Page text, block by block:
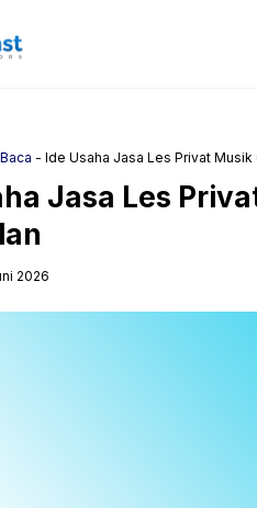
- Ide Usaha Jasa Les Privat Musik
Jasa Les
2026